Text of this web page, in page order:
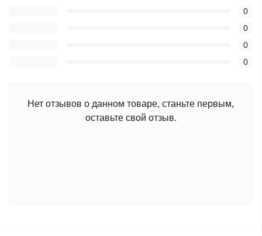
0
0
0
0
Нет отзывов о данном товаре, станьте первым,
оставьте свой отзыв.